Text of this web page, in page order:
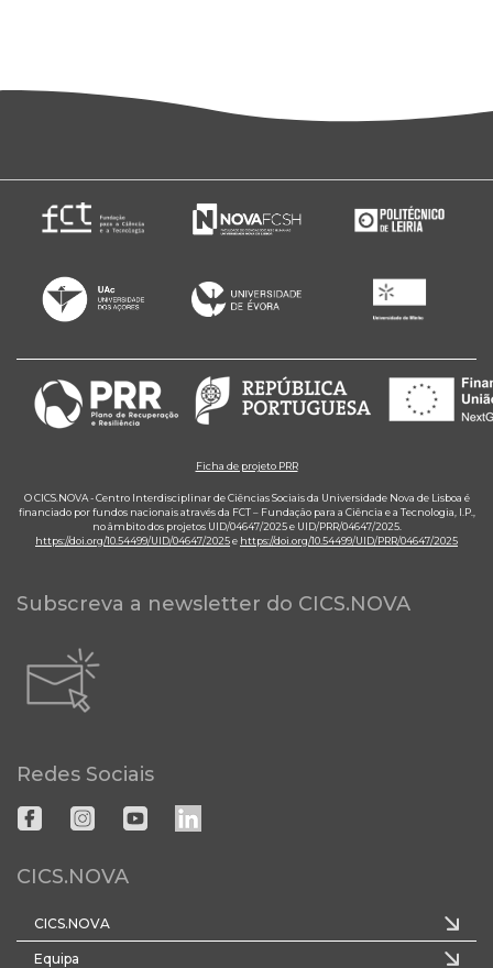
Ficha de projeto PRR
O CICS.NOVA - Centro Interdisciplinar de Ciências Sociais da Universidade Nova de Lisboa é
financiado por fundos nacionais através da FCT – Fundação para a Ciência e a Tecnologia, I.P.,
no âmbito dos projetos UID/04647/2025 e UID/PRR/04647/2025.
https://doi.org/10.54499/UID/04647/2025e https://doi.org/10.54499/UID/PRR/04647/2025
Subscreva a newsletter do CICS.NOVA
Redes Sociais
CICS.NOVA
CICS.NOVA
Equipa